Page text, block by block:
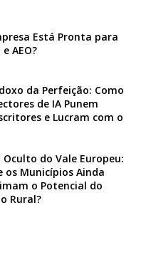
Está Pronta para
e AEO?
da Perfeição: Como
de IA Punem
e Lucram com o
Oculto do Vale Europeu:
os Municípios Ainda
o Potencial do
Rural?